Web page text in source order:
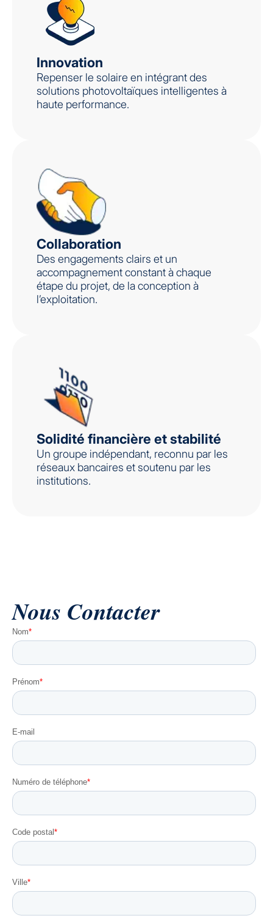
Innovation
Repenser le solaire en intégrant des
solutions photovoltaïques intelligentes à
haute performance.
Collaboration
Des engagements clairs et un
accompagnement constant à chaque
étape du projet, de la conception à
l’exploitation.
Solidité financière et stabilité
Un groupe indépendant, reconnu par les
réseaux bancaires et soutenu par les
institutions.
Nous Contacter